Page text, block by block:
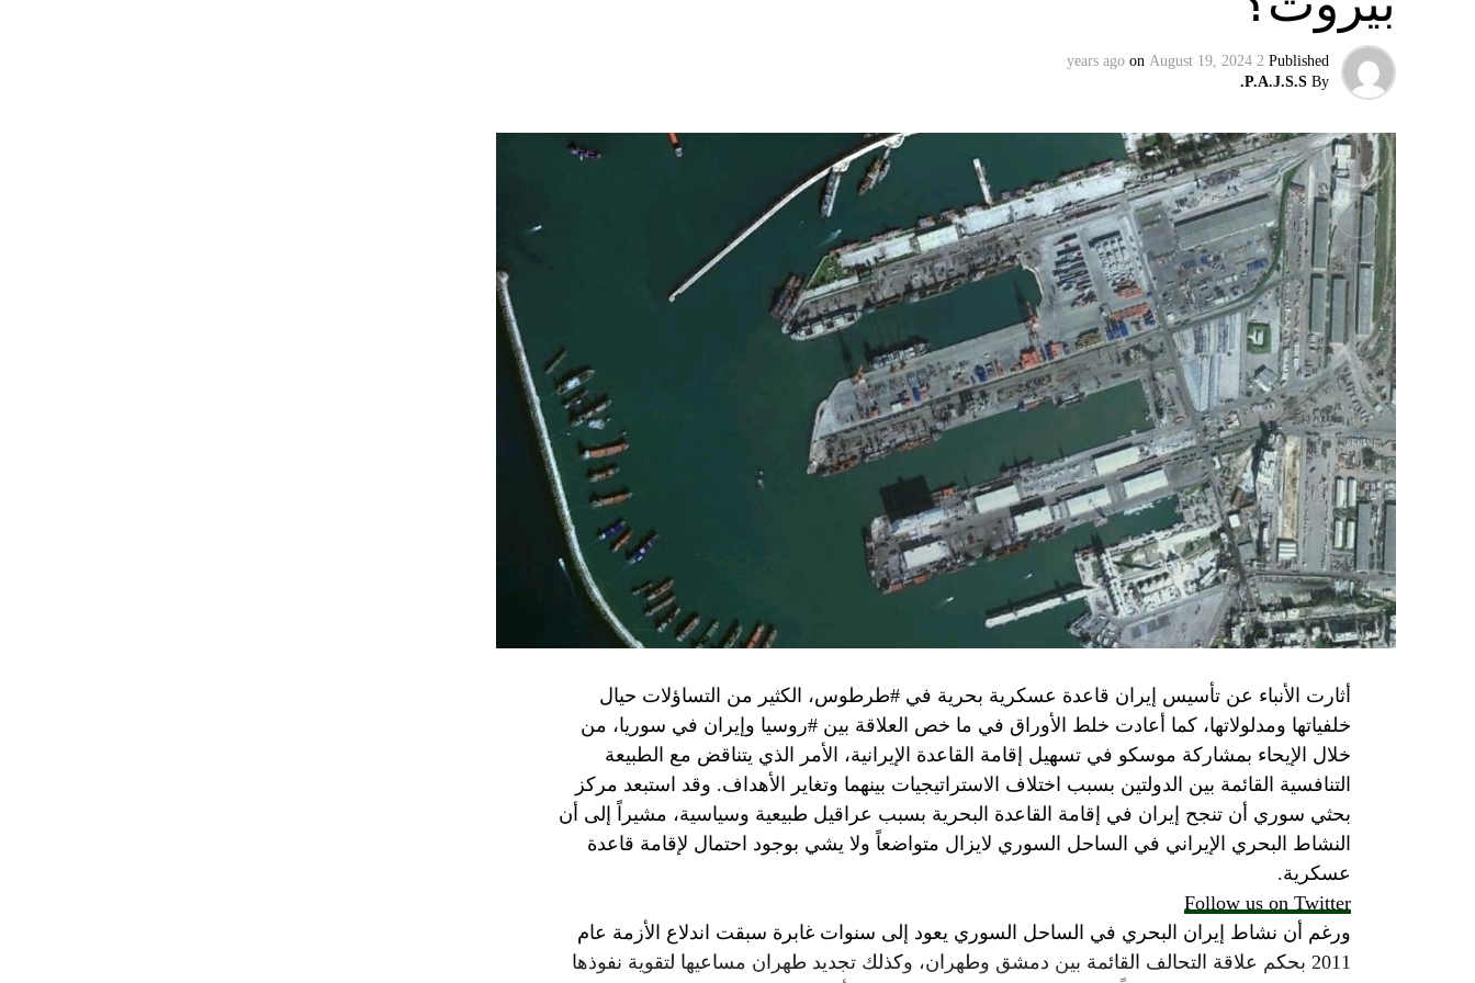
ويبدو أن نتنياهو استبق زيارة بلينكن لإسرائيل بالتأكيد على أن الضغوط يجب أن تتوجه إلى حماس،
وليس على حكومته.
الإرهابيين من إعادة التسلح”.
وفي هذا السياق، قال الكاتب والباحث السياسي الفلسطيني جمال زقوت في حديث لـ”سكاي نيوز
عربية”:
حماس ليست عقبة في المفاوضات وأي حديث من هذا القبيل تجني على الموقف الفلسطيني.
المعضلة الأساسية هي أن نتنياهو يعرض المجتمع الإسرائيلي والمنطقة للخطر.
حماس وافقت على الإطار الرئيسي الذي قدمه جو بايدن وقالت إنها وافقت على تصورات يوليو.
حماس تدرك أن وقف إطلاق النار مصلحة لفلسطين والمنطقة.
برنامج نتنياهو لا يريد السلام في المنطقة، وهو من سمح ببقاء حماس في الحكم.
حماس منذ ديسمبر قدمت لمصر رأيا يقول إنها مستعدة لحكومة وفاق وطني تمهيدا لإجراء انتخابات بعد ثلاث
أو أربع سنوات.
الجدية تقتضي أن يجري توافق على حكومة وفاق وطني.
الأمن الإسرائيلي يقول أنه لا يوجد سبب أمني للتواجد في محوار فيلادلفيا، ونتنياهو لا يريد الإصغاء.
SkyNewsArabia
Published
2 years ago
on August 19, 2024
By
P.A.J.S.S.
أثارت الأنباء عن تأسيس إيران قاعدة عسكرية بحرية في #طرطوس، الكثير من التساؤلات حيال
خلفياتها ومدلولاتها، كما أعادت خلط الأوراق في ما خص العلاقة بين #روسيا وإيران في سوريا، من
خلال الإيحاء بمشاركة موسكو في تسهيل إقامة القاعدة الإيرانية، الأمر الذي يتناقض مع الطبيعة
التنافسية القائمة بين الدولتين بسبب اختلاف الاستراتيجيات بينهما وتغاير الأهداف. وقد استبعد مركز
بحثي سوري أن تنجح إيران في إقامة القاعدة البحرية بسبب عراقيل طبيعية وسياسية، مشيراً إلى أن
النشاط البحري الإيراني في الساحل السوري لايزال متواضعاً ولا يشي بوجود احتمال لإقامة قاعدة
عسكرية.
Follow us on Twitter
ورغم أن نشاط إيران البحري في الساحل السوري يعود إلى سنوات غابرة سبقت اندلاع الأزمة عام
2011 بحكم علاقة التحالف القائمة بين دمشق وطهران، وكذلك تجديد طهران مساعيها لتقوية نفوذها